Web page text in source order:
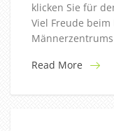
klicken Sie für
Viel Freude beim
Männerzentrums
Read More